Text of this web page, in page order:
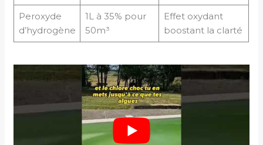
Peroxyde
d’hydrogène
1L à 35% pour
50m³
Effet oxydant
boostant la clarté